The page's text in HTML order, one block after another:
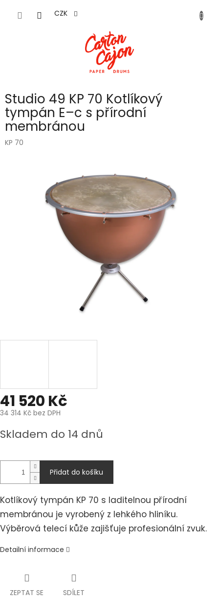
CZK
Studio 49 KP 70 Kotlíkový
tympán E–c s přírodní
membránou
KP 70
41 520 Kč
34 314 Kč bez DPH
cena:
Skladem do 14 dnů
Přidat do košíku
Kotlíkový tympán KP 70 s laditelnou přírodní
membránou je vyrobený z lehkého hliníku.
Výběrová telecí kůže zajišťuje profesionální zvuk.
Detailní informace
ZEPTAT SE SDÍLET